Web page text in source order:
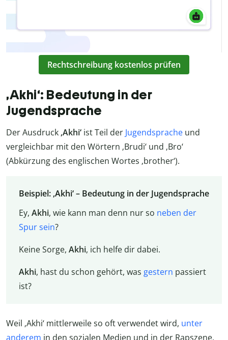
Rechtschreibung kostenlos prüfen
‚Akhi‘: Bedeutung in der
Jugendsprache
Der Ausdruck ‚Akhi‘ ist Teil der Jugendsprache und
vergleichbar mit den Wörtern ‚Brudi‘ und ‚Bro‘
(Abkürzung des englischen Wortes ‚brother‘).
Beispiel: ‚Akhi‘ – Bedeutung in der Jugendsprache
Ey, Akhi, wie kann man denn nur so neben der
Spur sein?
Keine Sorge, Akhi, ich helfe dir dabei.
Akhi, hast du schon gehört, was gestern passiert
ist?
Weil ‚Akhi‘ mittlerweile so oft verwendet wird, unter
anderem in den sozialen Medien und in der Rapszene,